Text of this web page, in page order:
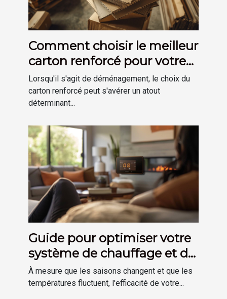
Comment choisir le meilleur
carton renforcé pour votre
déménagement
Lorsqu'il s'agit de déménagement, le choix du
carton renforcé peut s'avérer un atout
déterminant...
Guide pour optimiser votre
système de chauffage et de
plomberie à domicile
À mesure que les saisons changent et que les
températures fluctuent, l'efficacité de votre...